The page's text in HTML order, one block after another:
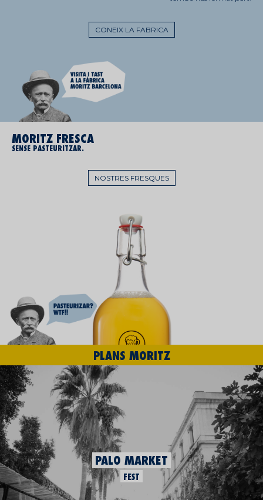
CONEIX LA FABRICA
MORITZ FRESCA
SENSE PASTEURITZAR.
NOSTRES FRESQUES
PLANS MORITZ
PALO MARKET
FEST